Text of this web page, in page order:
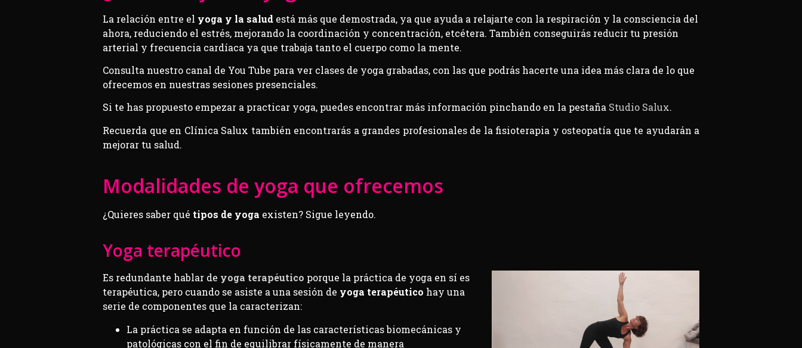
La relación entre el yoga y la salud está más que demostrada, ya que ayuda a relajarte con la respiración y la consciencia del
ahora, reduciendo el estrés, mejorando la coordinación y concentración, etcétera. También conseguirás reducir tu presión
arterial y frecuencia cardíaca ya que trabaja tanto el cuerpo como la mente.
Consulta nuestro canal de You Tube para ver clases de yoga grabadas, con las que podrás hacerte una idea más clara de lo que
ofrecemos en nuestras sesiones presenciales.
Si te has propuesto empezar a practicar yoga, puedes encontrar más información pinchando en la pestaña Studio Salux.
Recuerda que en Clínica Salux también encontrarás a grandes profesionales de la fisioterapia y osteopatía que te ayudarán a
mejorar tu salud.
Modalidades de yoga que ofrecemos
¿Quieres saber qué tipos de yoga existen? Sigue leyendo.
Yoga terapéutico
Es redundante hablar de yoga terapéutico porque la práctica de yoga en sí es
terapéutica, pero cuando se asiste a una sesión de yoga terapéutico hay una
serie de componentes que la caracterizan:
La práctica se adapta en función de las características biomecánicas y
patológicas con el fin de equilibrar físicamente de manera